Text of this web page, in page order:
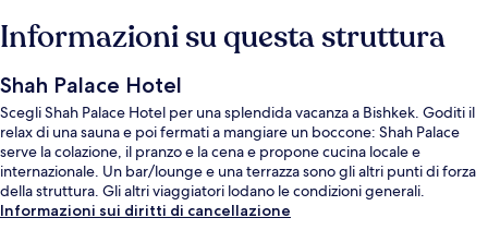
Informazioni su questa struttura
Shah Palace Hotel
Scegli Shah Palace Hotel per una splendida vacanza a Bishkek. Goditi il
relax di una sauna e poi fermati a mangiare un boccone: Shah Palace
serve la colazione, il pranzo e la cena e propone cucina locale e
internazionale. Un bar/lounge e una terrazza sono gli altri punti di forza
della struttura. Gli altri viaggiatori lodano le condizioni generali.
Informazioni sui diritti di cancellazione